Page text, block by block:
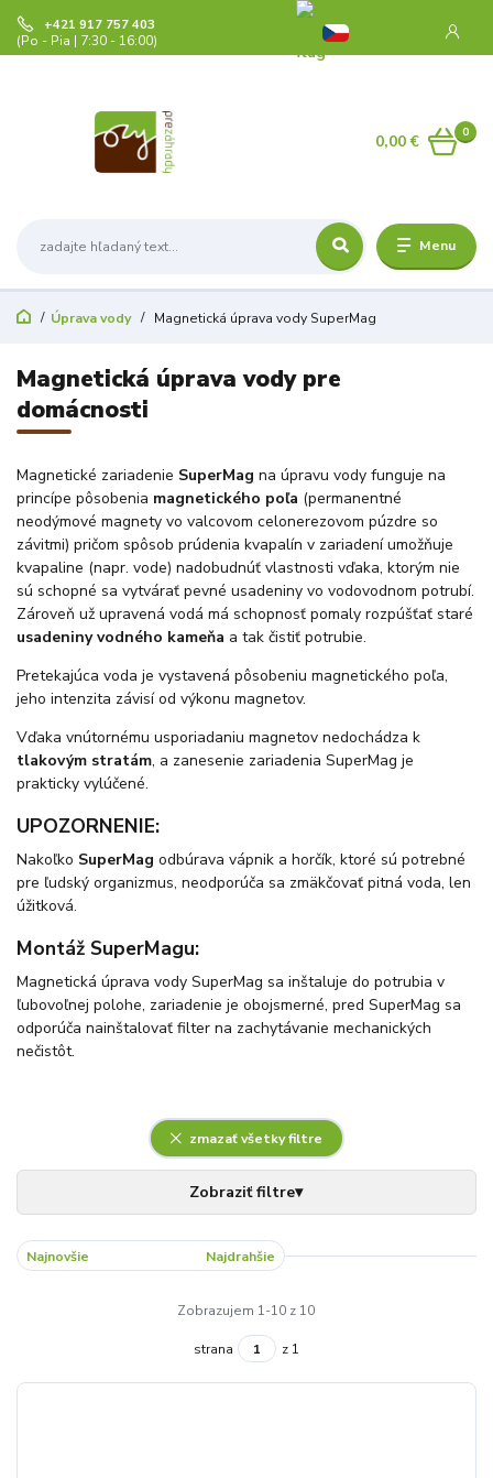
Menu
+421 917 757 403
(Po - Pia | 7:30 - 16:00)
0
0,00 €
Úprava vody Magnetická úprava vody SuperMag
Magnetická úprava vody pre
domácnosti
Magnetické zariadenie SuperMag na úpravu vody funguje na
princípe pôsobenia magnetického poľa (permanentné
neodýmové magnety vo valcovom celonerezovom púzdre so
závitmi) pričom spôsob prúdenia kvapalín v zariadení umožňuje
kvapaline (napr. vode) nadobudnúť vlastnosti vďaka, ktorým nie
sú schopné sa vytvárať pevné usadeniny vo vodovodnom potrubí.
Zároveň už upravená vodá má schopnosť pomaly rozpúšťať staré
usadeniny vodného kameňa a tak čistiť potrubie.
Pretekajúca voda je vystavená pôsobeniu magnetického poľa,
jeho intenzita závisí od výkonu magnetov.
Vďaka vnútornému usporiadaniu magnetov nedochádza k
tlakovým stratám, a zanesenie zariadenia SuperMag je
prakticky vylúčené.
UPOZORNENIE:
Nakoľko SuperMag odbúrava vápnik a horčík, ktoré sú potrebné
pre ľudský organizmus, neodporúča sa zmäkčovať pitná voda, len
úžitková.
Montáž SuperMagu:
​Magnetická úprava vody SuperMag sa inštaluje do potrubia v
ľubovoľnej polohe, zariadenie je obojsmerné, pred SuperMag sa
odporúča nainštalovať filter na zachytávanie mechanických
nečistôt.
zmazať všetky filtre
Najnovšie Najdrahšie
Zobrazujem 1-10 z 10
strana z 1